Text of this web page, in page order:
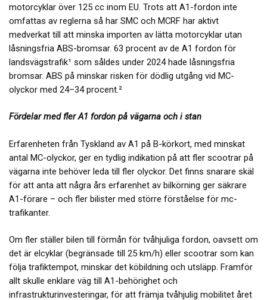
motorcyklar över 125 cc inom EU. Trots att A1-fordon inte
omfattas av reglerna så har SMC och MCRF har aktivt
medverkat till att minska importen av lätta motorcyklar utan
låsningsfria ABS-bromsar. 63 procent av de A1 fordon för
landsvägstrafik¹ som såldes under 2024 hade låsningsfria
bromsar. ABS på minskar risken för dödlig utgång vid MC-
olyckor med 24–34 procent.²
Fördelar med fler A1 fordon på vägarna och i stan
Erfarenheten från Tyskland av A1 på B-körkort, med minskat
antal MC-olyckor, ger en tydlig indikation på att fler scootrar på
vägarna inte behöver leda till fler olyckor. Det finns snarare skäl
för att anta att några års erfarenhet av bilkörning ger säkrare
A1-förare – och fler bilister med större förståelse för mc-
trafikanter.
Om fler ställer bilen till förmån för tvåhjuliga fordon, oavsett om
det är elcyklar (begränsade till 25 km/h) eller scootrar som kan
följa trafiktempot, minskar det köbildning och utsläpp. Framför
allt skulle enklare väg till A1-behörighet och
infrastrukturinvesteringar, för att främja tvåhjulig mobilitet året